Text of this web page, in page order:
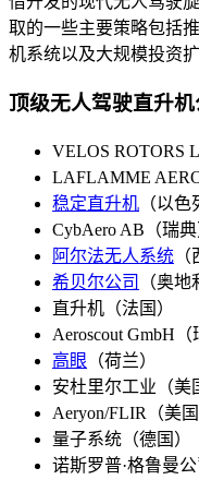
取的一些主要策略包括
机系统以及大规模投资
顶级无人驾驶直升机
VELOS ROTORS
LAFLAMME
稳定直升机 （以色
CybAero AB（瑞典
阿尔法无人系统
希贝尔公司
（奥地
直升机（法国）
Aeroscout GmbH（
高眼 （荷兰）
安杜里尔工业（美
Aeryon/FLIR（美国
量子系统（德国）
诺斯罗普·格鲁曼公